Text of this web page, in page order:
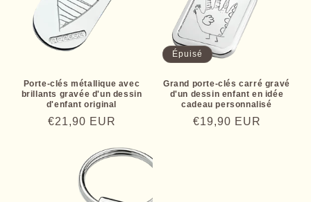
Porte-clés métallique avec
brillants gravée d'un dessin
d'enfant original
Prix
€21,90 EUR
Épuisé
Grand porte-clés carré gravé
d'un dessin enfant en idée
cadeau personnalisé
Prix
€19,90 EUR